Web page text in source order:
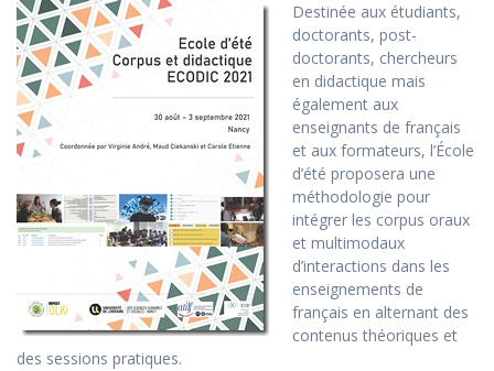
Destinée aux étudiants,
doctorants, post-
doctorants, chercheurs
en didactique mais
également aux
enseignants de français
et aux formateurs, l’École
d’été proposera une
méthodologie pour
intégrer les corpus oraux
et multimodaux
d’interactions dans les
enseignements de
français en alternant des
contenus théoriques et
des sessions pratiques.